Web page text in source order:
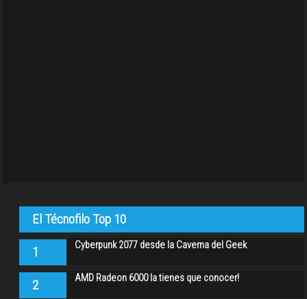
El Técnofilo Top 10
1 Cyberpunk 2077 desde la Caverna del Geek
2 AMD Radeon 6000 la tienes que conocer!